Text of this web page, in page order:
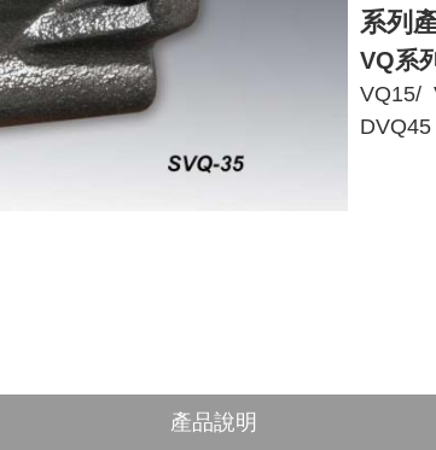
系列
VQ系
VQ15/
DVQ45
產品說明